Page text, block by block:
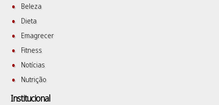
Beleza
Dieta
Emagrecer
Fitness
Notícias
Nutrição
Institucional